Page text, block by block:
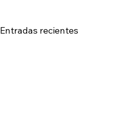
Entradas recientes